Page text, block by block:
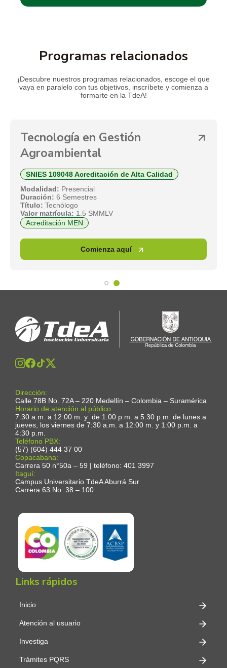
Programas relacionados
¡Descubre nuestros programas relacionados, escoge el que
vaya en paralelo con tus objetivos, inscríbete y comienza a
formarte en la TdeA!
Tecnología en
SNIES 109048 Acreditación
Dirección:
Calle 78B No. 72A – 220 Medellín – Colombia – Suramérica
Horario de atención al público
7:30 a.m. a 12:00 m. y de 1:00 p.m. a 5:30 p.m. de lunes a
jueves, los viernes de 7:30 a.m. a 12:00 m. y 1:00 p.m. a
4:30 p.m.
Teléfono PBX:
(57) (604) 444 37 00
Copacabana:
Carrera 50 n°50a – 59 | teléfono: 401 3997
Itaguí:
Campus Universitario TdeA Aburrá Sur
Carrera 63 No. 38 – 100
Links rápidos
Inicio
Atención al usuario
Investiga
Trámites PQRS